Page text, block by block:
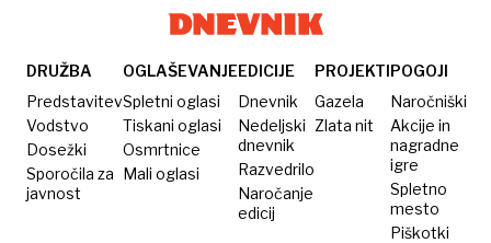
prepričala
pesem
Alje
Pušič
DRUŽBA
Predstavitev
Vodstvo
Dosežki
Sporočila za
javnost
OGLAŠEVANJE
Spletni oglasi
Tiskani oglasi
Osmrtnice
Mali oglasi
EDICIJE
Dnevnik
Nedeljski
dnevnik
Razvedrilo
Naročanje
edicij
PROJEKTI
Gazela
Zlata nit
POGOJI
Naročniški
Akcije in
nagradne
igre
Spletno
mesto
Piškotki